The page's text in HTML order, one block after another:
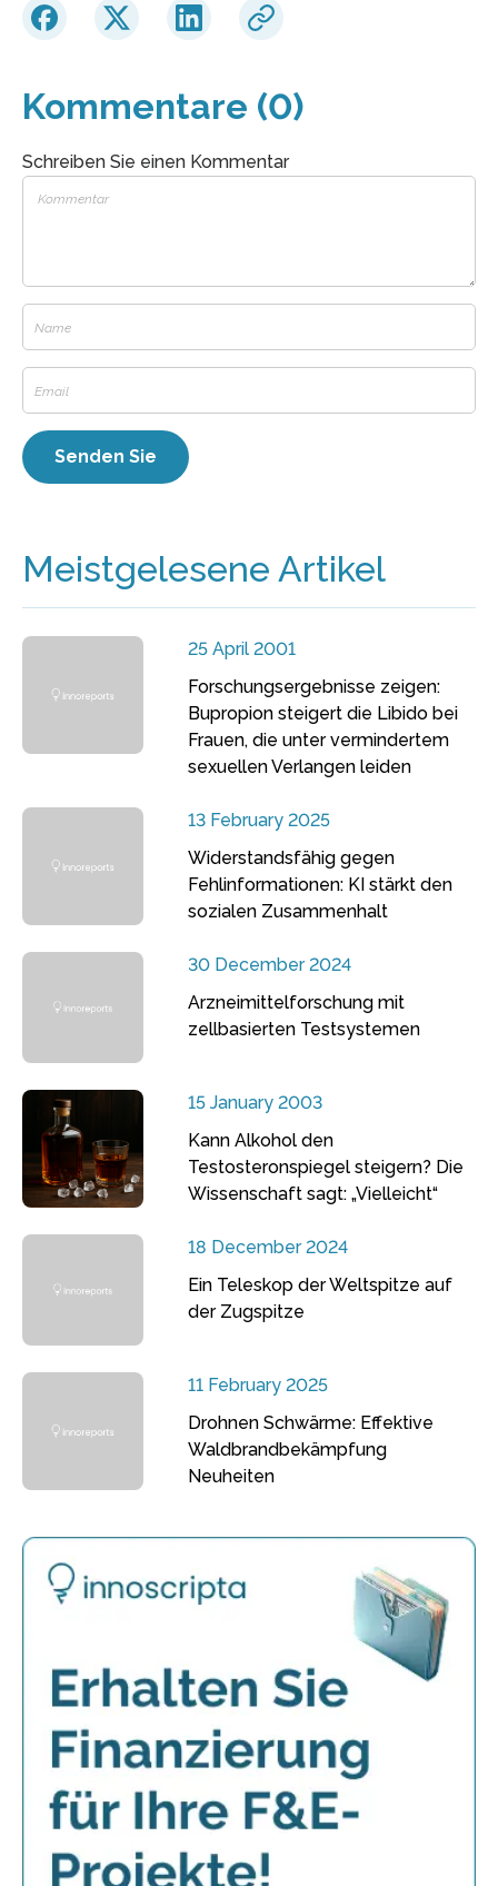
Kommentare (0)
Schreiben Sie einen Kommentar
Meistgelesene Artikel
25 April 2001
Forschungsergebnisse zeigen:
Bupropion steigert die Libido bei
Frauen, die unter vermindertem
sexuellen Verlangen leiden
13 February 2025
Widerstandsfähig gegen
Fehlinformationen: KI stärkt den
sozialen Zusammenhalt
30 December 2024
Arzneimittelforschung mit
zellbasierten Testsystemen
15 January 2003
Kann Alkohol den
Testosteronspiegel steigern? Die
Wissenschaft sagt: „Vielleicht“
18 December 2024
Ein Teleskop der Weltspitze auf
der Zugspitze
11 February 2025
Drohnen Schwärme: Effektive
Waldbrandbekämpfung
Neuheiten